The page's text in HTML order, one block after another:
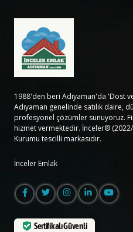
1988'den beri Adıyaman'da 'Dost
Adıyaman genelinde satılık daire,
profesyonel çözümler sunuyoruz.
hizmet vermektedir. İnceler®
Kurumu tescilli markasıdır.
İnceler Emlak
Sertifikalı Güvenli